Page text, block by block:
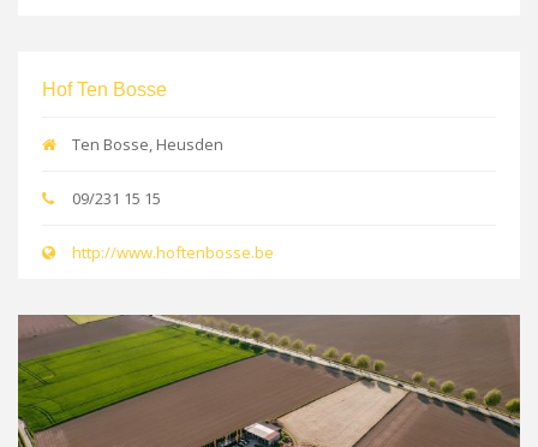
Hof Ten Bosse
Ten Bosse, Heusden
09/231 15 15
http://www.hoftenbosse.be